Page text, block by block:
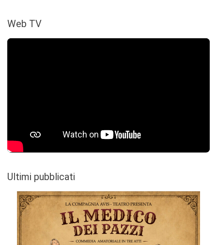
Web TV
Ultimi pubblicati